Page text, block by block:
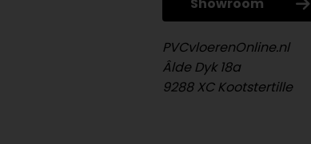
Showroom
PVCvloerenOnline.nl
Âlde Dyk 18a
9288 XC Kootstertille